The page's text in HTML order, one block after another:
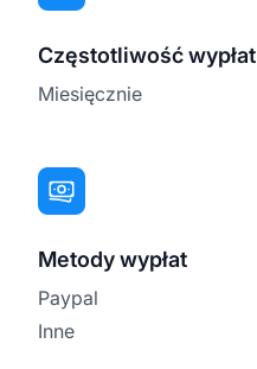
Częstotliwość wypłat
Miesięcznie
Metody wypłat
Paypal
Inne